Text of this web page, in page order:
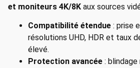
et moniteurs 4K/8K aux sources
Compatibilité étendue : prise
résolutions UHD, HDR et taux
élevé.
Protection avancée :